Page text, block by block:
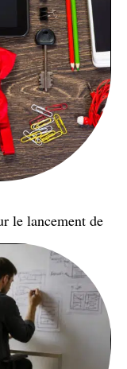
le lancement de